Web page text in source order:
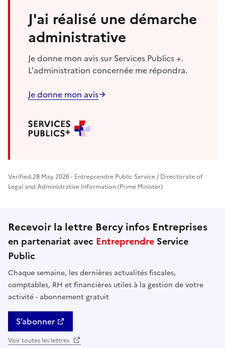
J'ai réalisé une démarche
administrative
Je donne mon avis sur Services Publics +.
L'administration concernée me répondra.
Je donne mon avis
Verified 28 May 2026 - Entreprendre Public Service / Directorate of
Legal and Administrative Information (Prime Minister)
Recevoir la lettre Bercy infos Entreprises
en partenariat avec Entreprendre Service
Public
Chaque semaine, les dernières actualités fiscales,
comptables, RH et financières utiles à la gestion de votre
activité - abonnement gratuit
S’abonner
Voir toutes les lettres